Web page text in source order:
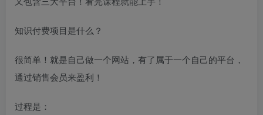
知识付费项目是什么？
很简单！就是自己做一个网站，有了属于一个自己的平台，
通过销售会员来盈利！
过程是：